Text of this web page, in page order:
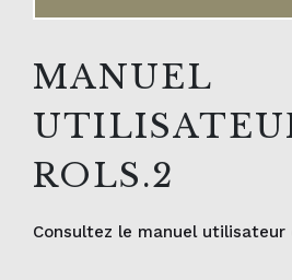
MANUEL
ROLS.2
Consultez le manuel utilisateur